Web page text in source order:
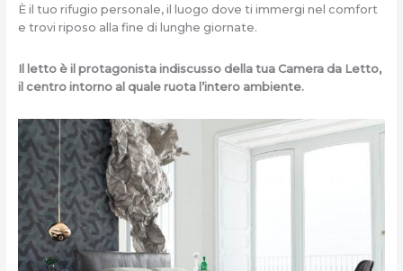
È il tuo rifugio personale, il luogo dove ti immergi nel comfort
e trovi riposo alla fine di lunghe giornate.
Il letto è il protagonista indiscusso della tua Camera da Letto,
il centro intorno al quale ruota l’intero ambiente.